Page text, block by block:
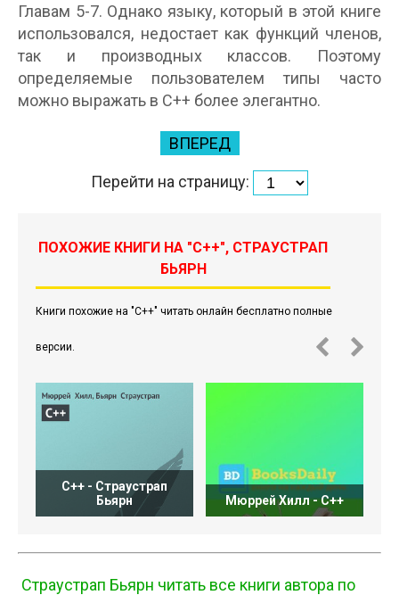
Главам 5-7. Однако языку, который в этой книге
использовался, недостает как функций членов,
так и производных классов. Поэтому
определяемые пользователем типы часто
можно выражать в С++ более элегантно.
ВПЕРЕД
Перейти на страницу:
ПОХОЖИЕ КНИГИ НА "C++", СТРАУСТРАП
БЬЯРН
Книги похожие на "C++" читать онлайн бесплатно полные
версии.
C++ - Страустрап
Бьярн
Мюррей Хилл - C++
Страустрап Бьярн читать все книги автора по